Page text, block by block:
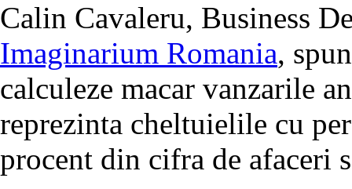
Calin Cavaleru, Business
Imaginarium Romania,
calculeze macar vanzarile
reprezinta cheltuielile cu
procent din cifra de afaceri